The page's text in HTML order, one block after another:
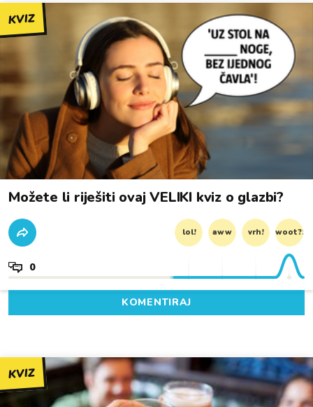
KVIZ
Možete li riješiti ovaj VELIKI kviz o glazbi?
lol! aww vrh! woot?!
0
KOMENTIRAJ
KVIZ